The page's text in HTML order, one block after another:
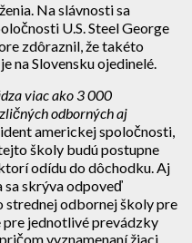
Na slávnosti sa
U.S. Steel George
zdôraznil, že takéto
na Slovensku ojedinelé.
viac ako 3 000
odborných aj
americkej spoločnosti,
školy budú postupne
odídu do dôchodku. Aj
sa skrýva odpoveď
odbornej školy pre
jednotlivé prevádzky
vyznamenaní žiaci